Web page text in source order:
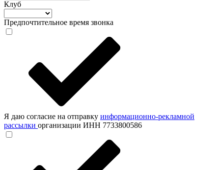
Клуб
Предпочтительное время звонка
Я даю согласие на отправку информационно-рекламной
рассылки организации ИНН 7733800586